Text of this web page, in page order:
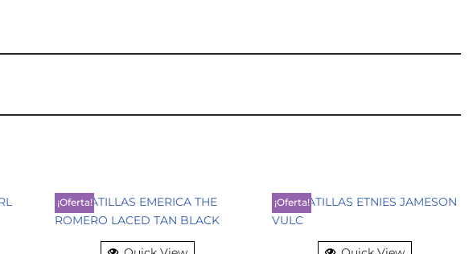
¡Oferta! ¡Oferta!